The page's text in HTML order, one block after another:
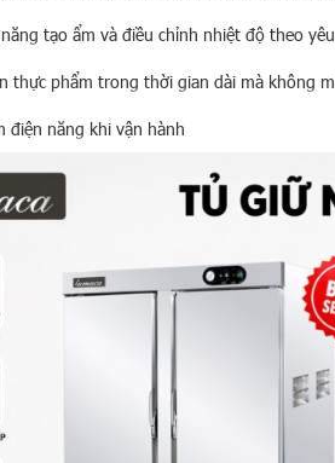
tạo ẩm và điều chỉnh nhiệt độ theo
thực phẩm trong thời gian dài mà không
điện năng khi vận hành